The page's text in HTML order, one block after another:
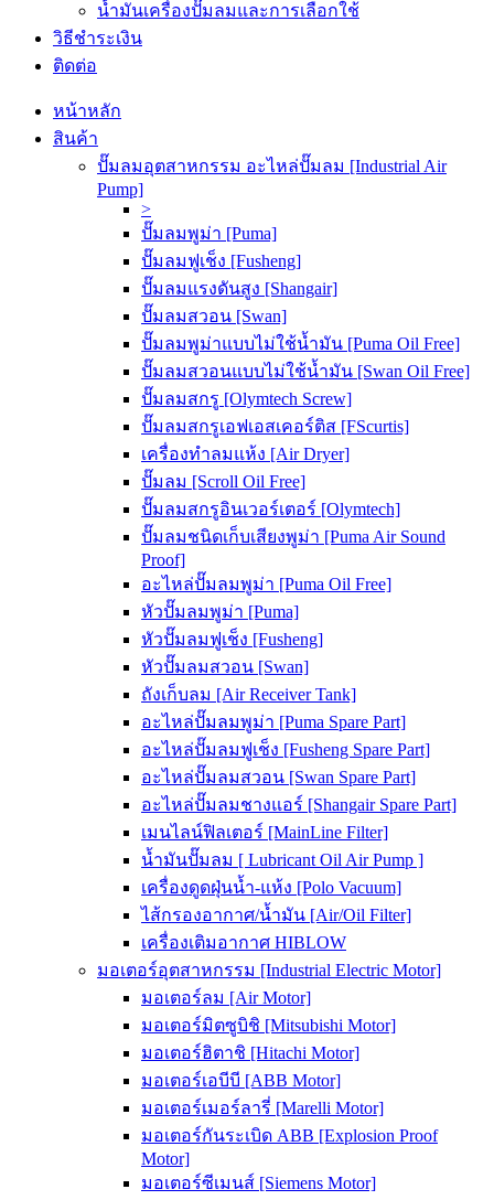
น้ำมันเครื่องปั๊มลมและการเลือกใช้
วิธีชำระเงิน
ติดต่อ
หน้าหลัก
สินค้า
ปั๊มลมอุตสาหกรรม อะไหล่ปั๊มลม [Industrial Air
Pump]
>
ปั๊มลมพูม่า [Puma]
ปั๊มลมฟูเช็ง [Fusheng]
ปั๊มลมแรงดันสูง [Shangair]
ปั๊มลมสวอน [Swan]
ปั๊มลมพูม่าแบบไม่ใช้น้ำมัน [Puma Oil Free]
ปั๊มลมสวอนแบบไม่ใช้น้ำมัน [Swan Oil Free]
ปั๊มลมสกรู [Olymtech Screw]
ปั๊มลมสกรูเอฟเอสเคอร์ติส [FScurtis]
เครื่องทำลมแห้ง [Air Dryer]
ปั๊มลม [Scroll Oil Free]
ปั๊มลมสกรูอินเวอร์เตอร์ [Olymtech]
ปั๊มลมชนิดเก็บเสียงพูม่า [Puma Air Sound
Proof]
อะไหล่ปั๊มลมพูม่า [Puma Oil Free]
หัวปั๊มลมพูม่า [Puma]
หัวปั๊มลมฟูเช็ง [Fusheng]
หัวปั๊มลมสวอน [Swan]
ถังเก็บลม [Air Receiver Tank]
อะไหล่ปั๊มลมพูม่า [Puma Spare Part]
อะไหล่ปั๊มลมฟูเช็ง [Fusheng Spare Part]
อะไหล่ปั๊มลมสวอน [Swan Spare Part]
อะไหล่ปั๊มลมชางแอร์ [Shangair Spare Part]
เมนไลน์ฟิลเตอร์ [MainLine Filter]
น้ำมันปั๊มลม [ Lubricant Oil Air Pump ]
เครื่องดูดฝุ่นน้ำ-แห้ง [Polo Vacuum]
ไส้กรองอากาศ/น้ำมัน [Air/Oil Filter]
เครื่องเติมอากาศ HIBLOW
มอเตอร์อุตสาหกรรม [Industrial Electric Motor]
มอเตอร์ลม [Air Motor]
มอเตอร์มิตซูบิชิ [Mitsubishi Motor]
มอเตอร์ฮิตาชิ [Hitachi Motor]
มอเตอร์เอบีบี [ABB Motor]
มอเตอร์เมอร์ลารี่ [Marelli Motor]
มอเตอร์กันระเบิด ABB [Explosion Proof
Motor]
มอเตอร์ซีเมนส์ [Siemens Motor]